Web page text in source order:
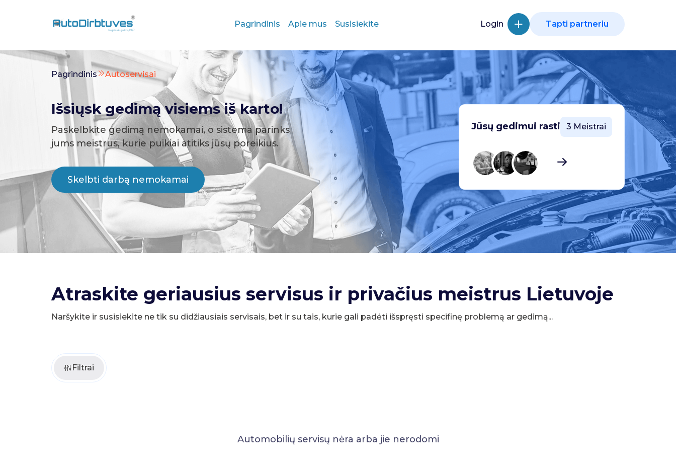
Pagrindinis Apie mus Susisiekite Login Tapti partneriu
Pagrindinis Autoservisai
Išsiųsk gedimą visiems iš karto!
Paskelbkite gedimą nemokamai, o sistema parinks
jums meistrus, kurie puikiai atitiks jūsų poreikius.
Skelbti darbą nemokamai
Jūsų gedimui rasti 3 Meistrai
Atraskite geriausius servisus ir privačius meistrus Lietuvoje
Naršykite ir susisiekite ne tik su didžiausiais servisais, bet ir su tais, kurie gali padėti išspręsti specifinę problemą ar gedimą...
Filtrai
Automobilių servisų nėra arba jie nerodomi